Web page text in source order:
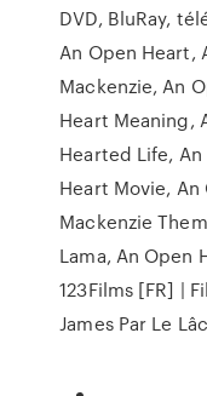
DVD, BluRay,
An Open Heart,
Mackenzie, An
Heart Meaning,
Hearted Life,
Heart Movie,
Mackenzie
Lama, An Open
123Films [FR] |
James Par Le